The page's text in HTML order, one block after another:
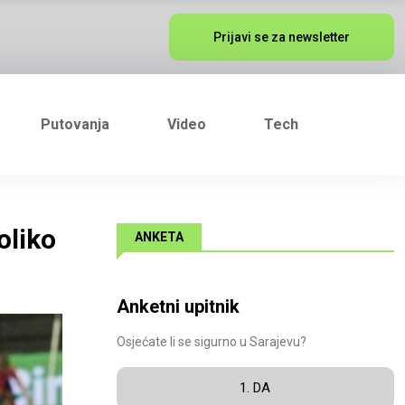
Prijavi se za newsletter
Putovanja Video Tech
ANKETA
Anketni upitnik
Osjećate li se sigurno u Sarajevu?
1. DA